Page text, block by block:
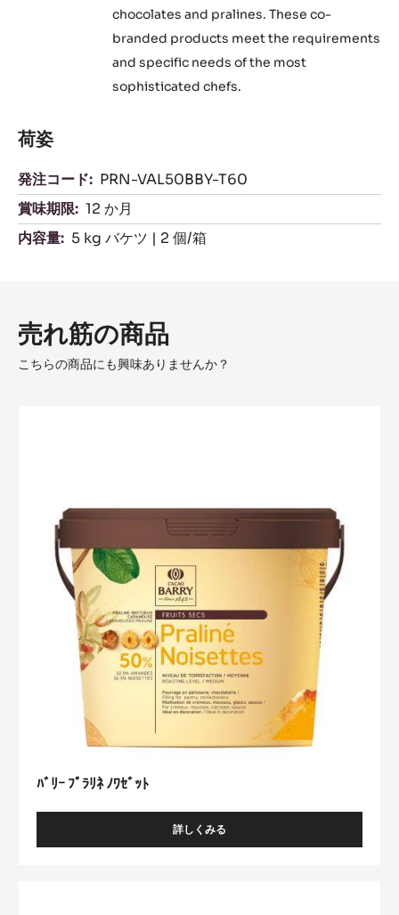
chocolates and pralines. These co-
branded products meet the requirements
and specific needs of the most
sophisticated chefs.
荷姿
発注コード: PRN-VAL50BBY-T60
賞味期限: 12 か月
内容量: 5 kg バケツ | 2 個/箱
売れ筋の商品
こちらの商品にも興味ありませんか？
ﾊﾞﾘｰ ﾌﾟﾗﾘﾈ ﾉﾜｾﾞｯﾄ
詳しくみる
-